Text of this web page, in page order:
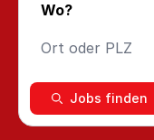
Wo?
Jobs finden